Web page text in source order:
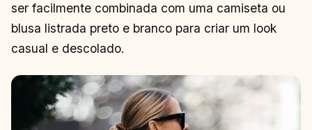
LENDO
ser facilmente combinada com uma camiseta ou
blusa listrada preto e branco para criar um look
casual e descolado.